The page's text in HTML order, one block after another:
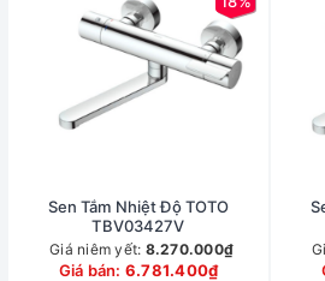
Sen Tắm Nhiệt Độ TOTO
TBV03427V
Giá niêm yết: 8.270.000₫
Giá bán: 6.781.400₫